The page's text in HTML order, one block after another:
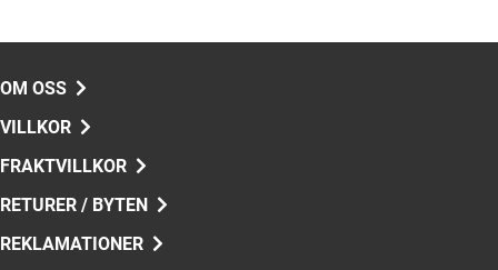
OM OSS
VILLKOR
FRAKTVILLKOR
RETURER / BYTEN
REKLAMATIONER